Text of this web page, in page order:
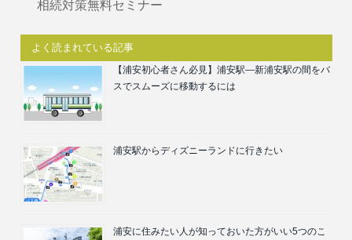
相続対策無料セミナー
よく読まれている記事
【浦安初心者さん必見】浦安駅―新浦安駅の間をバ
スでスムーズに移動するには
浦安駅からディズニーランドに行きたい
浦安に住みたい人が知っておいた方がいい5つのこ